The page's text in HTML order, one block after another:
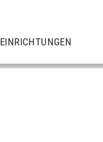
EINRICHTUNGEN